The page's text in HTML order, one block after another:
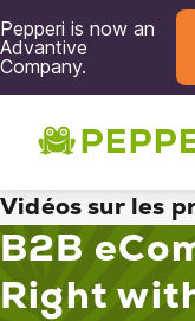
Pepperi is now an
Advantive
Company.
Vidéos sur les
B2B
Right